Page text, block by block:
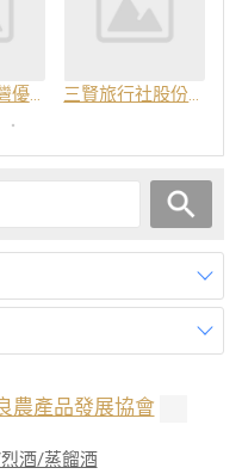
財團法人台灣優良農產品發展協會 三賢旅行社股份有限公司
農產品發展協會
酒/蒸餾酒